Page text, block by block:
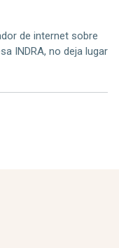
de internet sobre
INDRA, no deja lugar